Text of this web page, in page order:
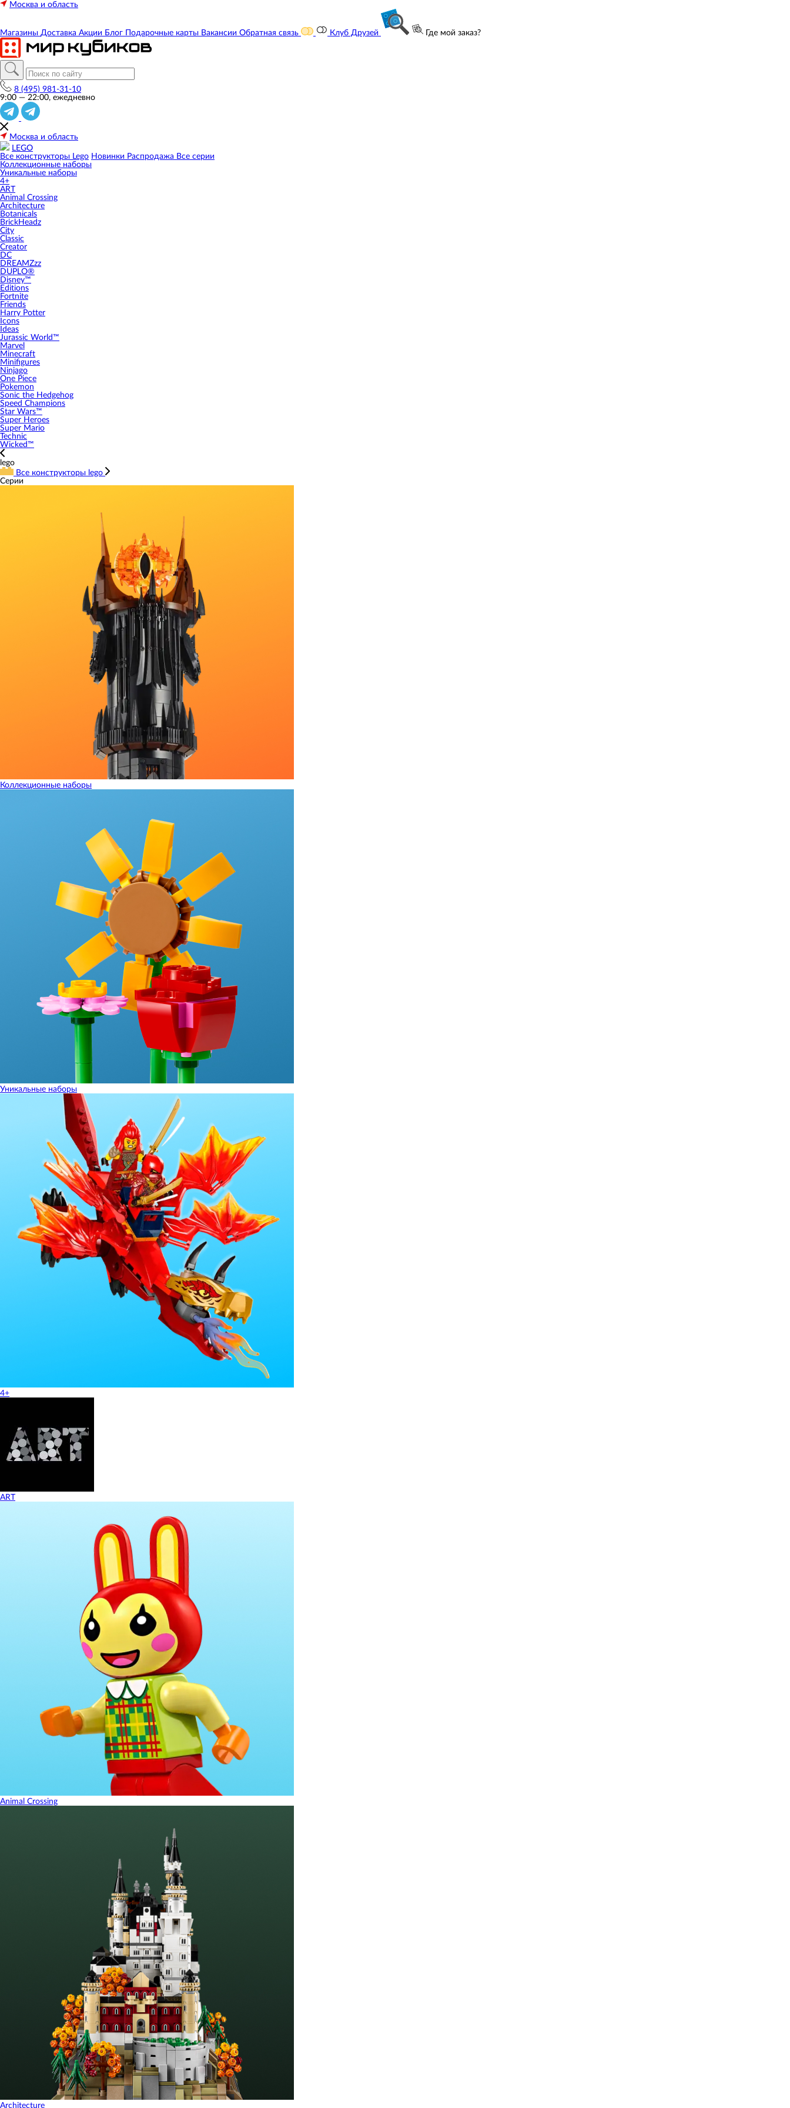
Москва и область
Магазины Доставка Акции Блог Подарочные карты Вакансии Обратная связь Клуб Друзей Где мой заказ?
8 (495) 981-31-10
9:00 — 22:00, ежедневно
Москва и область
LEGO
Все конструкторы Lego Новинки Распродажа Все серии
Коллекционные наборы
Уникальные наборы
4+
ART
Animal Crossing
Architecture
Botanicals
BrickHeadz
City
Classic
Creator
DC
DREAMZzz
DUPLO®
Disney™
Editions
Fortnite
Friends
Harry Potter
Icons
Ideas
Jurassic World™
Marvel
Minecraft
Minifigures
Ninjago
One Piece
Pokemon
Sonic the Hedgehog
Speed Champions
Star Wars™
Super Heroes
Super Mario
Technic
Wicked™
lego
Все конструкторы lego
Серии
Коллекционные наборы
Уникальные наборы
4+
ART
Animal Crossing
Architecture